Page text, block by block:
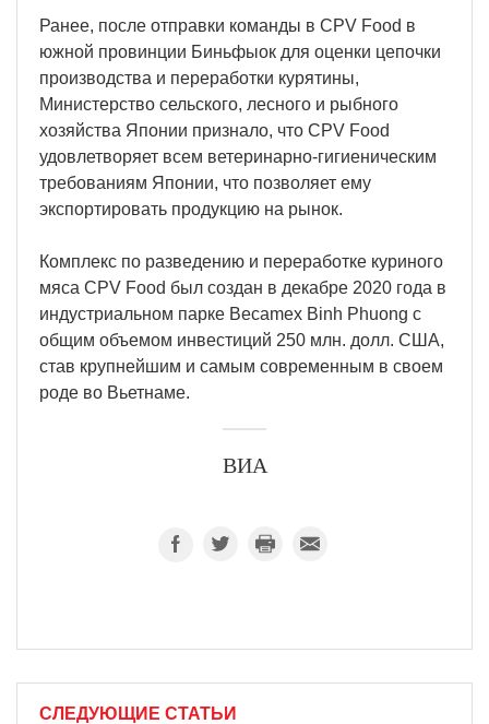
Ранее, после отправки команды в CPV Food в
южной провинции Биньфыок для оценки цепочки
производства и переработки курятины,
Министерство сельского, лесного и рыбного
хозяйства Японии признало, что CPV Food
удовлетворяет всем ветеринарно-гигиеническим
требованиям Японии, что позволяет ему
экспортировать продукцию на рынок.
Комплекс по разведению и переработке куриного
мяса CPV Food был создан в декабре 2020 года в
индустриальном парке Becamex Binh Phuong с
общим объемом инвестиций 250 млн. долл. США,
став крупнейшим и самым современным в своем
роде во Вьетнаме.
ВИА
СЛЕДУЮЩИЕ СТАТЬИ